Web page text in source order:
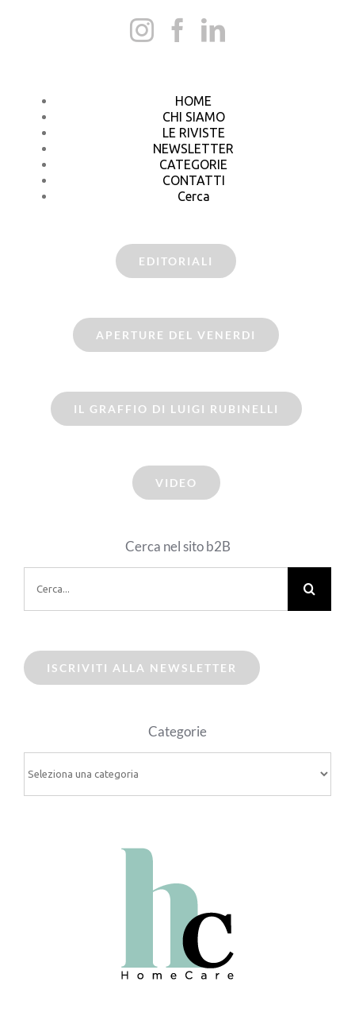
HOME
CHI SIAMO
LE RIVISTE
NEWSLETTER
CATEGORIE
CONTATTI
Cerca
EDITORIALI
APERTURE DEL VENERDI
IL GRAFFIO DI LUIGI RUBINELLI
VIDEO
Cerca nel sito b2B
per:
ISCRIVITI ALLA NEWSLETTER
Categorie